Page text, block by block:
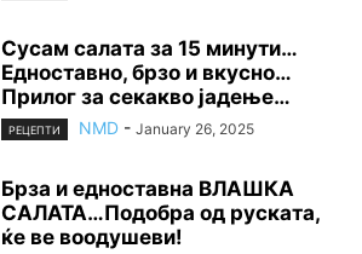
Сусам салата за 15 минути…
Едноставно, брзо и вкусно…
Прилог за секакво јадење…
РЕЦЕПТИ NMD - January 26, 2025
Брза и едноставна ВЛАШКА
САЛАТА…Подобра од руската,
ќе ве воодушеви!